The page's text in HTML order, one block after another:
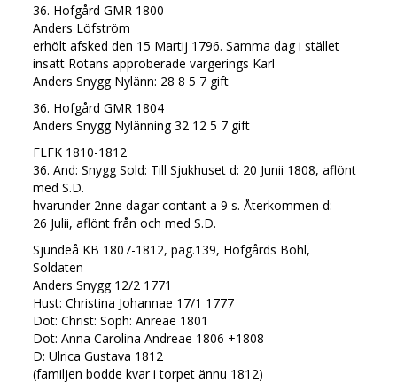
36. Hofgård GMR 1800
Anders Löfström
erhölt afsked den 15 Martij 1796. Samma dag i stället
insatt Rotans approberade vargerings Karl
Anders Snygg Nylänn: 28 8 5 7 gift
36. Hofgård GMR 1804
Anders Snygg Nylänning 32 12 5 7 gift
FLFK 1810-1812
36. And: Snygg Sold: Till Sjukhuset d: 20 Junii 1808, aflönt
med S.D.
hvarunder 2nne dagar contant a 9 s. Återkommen d:
26 Julii, aflönt från och med S.D.
Sjundeå KB 1807-1812, pag.139, Hofgårds Bohl,
Soldaten
Anders Snygg 12/2 1771
Hust: Christina Johannae 17/1 1777
Dot: Christ: Soph: Anreae 1801
Dot: Anna Carolina Andreae 1806 +1808
D: Ulrica Gustava 1812
(familjen bodde kvar i torpet ännu 1812)